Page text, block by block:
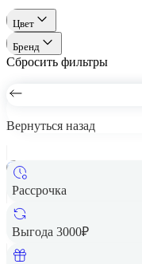
Цвет
Бренд
Сбросить фильтры
Вернуться назад
Рассрочка
Выгода 3000₽